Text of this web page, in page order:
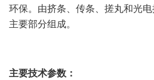
环保。由挤条、传条、搓丸和光
主要部分组成。
主要技术参数：